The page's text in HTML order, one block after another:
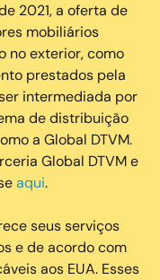
2021, a oferta de
mobiliários
no exterior, como
prestados pela
intermediada por
de distribuição
a Global DTVM.
Global DTVM e
aqui.
seus serviços
e de acordo com
aos EUA. Esses